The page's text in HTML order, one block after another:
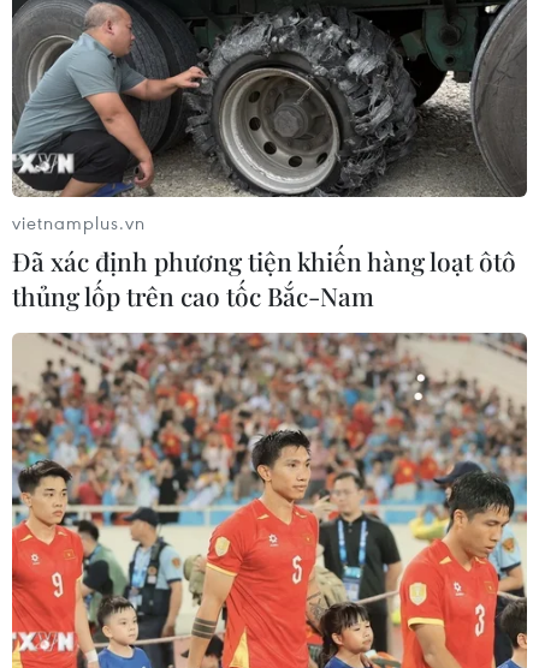
#Kỳ thi Olympic Toán #Huy chương vàng
#IMSO 2019
#Học sinh Việt Nam
TP. Hà Nội
Theo dõi VietnamPlus
vietnamplus.vn
Đã xác định phương tiện khiến hàng loạt ôtô
thủng lốp trên cao tốc Bắc-Nam